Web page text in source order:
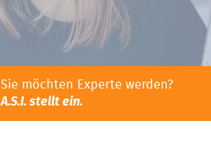
Sie möchten Experte werden?
A.S.I. stellt ein.